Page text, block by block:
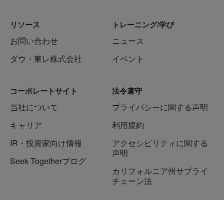
リソース
お問い合わせ
ダウ・東レ株式会社
トレーニング/学び
ニュース
イベント
コーポレートサイト
当社について
キャリア
IR・投資家向け情報
Seek Togetherブログ
法令遵守
プライバシーに関する声明
利用規約
アクセシビリティに関する
声明
カリフォルニア州サプライ
チェーン法